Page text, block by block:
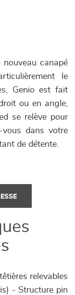
canapé
le
Genio est fait
ou en angle,
se relève pour
dans votre
de détente.
relevables
- Structure pin